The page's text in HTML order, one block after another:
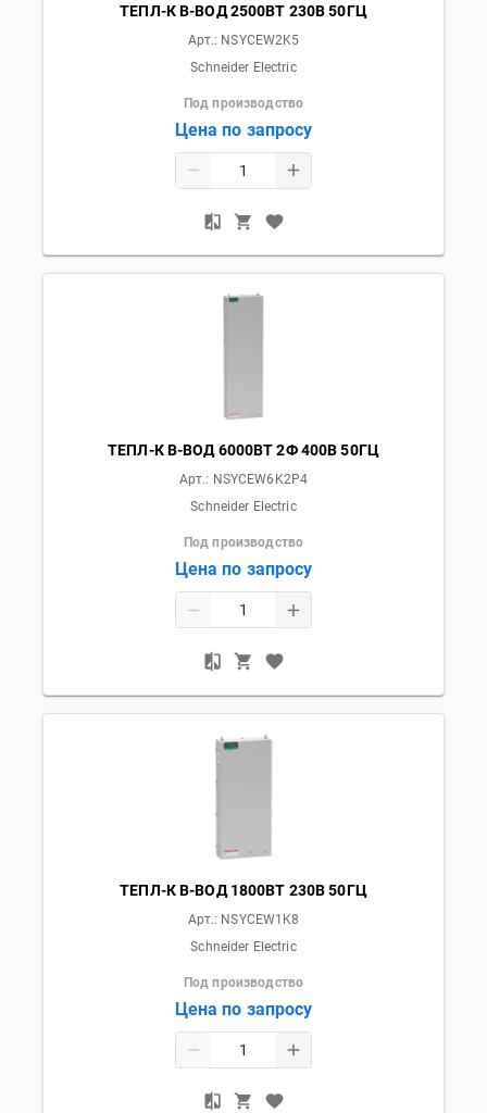
ТЕПЛ-К В-ВОД 2500ВТ 230В 50ГЦ
Арт.: NSYCEW2K5
Schneider Electric
Под производство
Цена по запросу
ТЕПЛ-К В-ВОД 6000ВТ 2Ф 400В 50ГЦ
Арт.: NSYCEW6K2P4
Schneider Electric
Под производство
Цена по запросу
ТЕПЛ-К В-ВОД 1800ВТ 230В 50ГЦ
Арт.: NSYCEW1K8
Schneider Electric
Под производство
Цена по запросу